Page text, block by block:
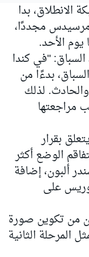
الانطلاق، بدا
مجددًا،
يوم الأحد.
"في كندا
بدءًا من
لذلك
مراجعتها
بقرار
الوضع أكثر
ألبون، إضافة
على
من تكوين صورة
المرحلة الثانية